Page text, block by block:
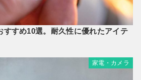
すすめ10選。耐久性に優れたアイテ
家電・カメラ